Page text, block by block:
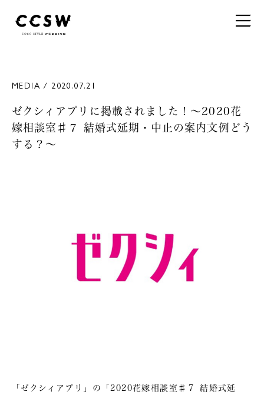
MEDIA / 2020.07.21
ゼクシィアプリに掲載されました！～2020花
嫁相談室♯７ 結婚式延期・中止の案内文例どう
する？～
「ゼクシィアプリ」の
「2020花嫁相談室♯７ 結婚式延